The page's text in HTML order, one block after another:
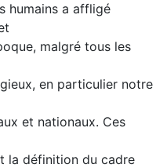
humains a affligé
malgré tous les
en particulier notre
et nationaux. Ces
la définition du cadre